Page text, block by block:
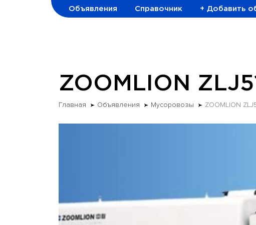
Объявления Справочник + Добавить
ZOOMLION
Главная Объявления Мусоровозы ZOOMLION